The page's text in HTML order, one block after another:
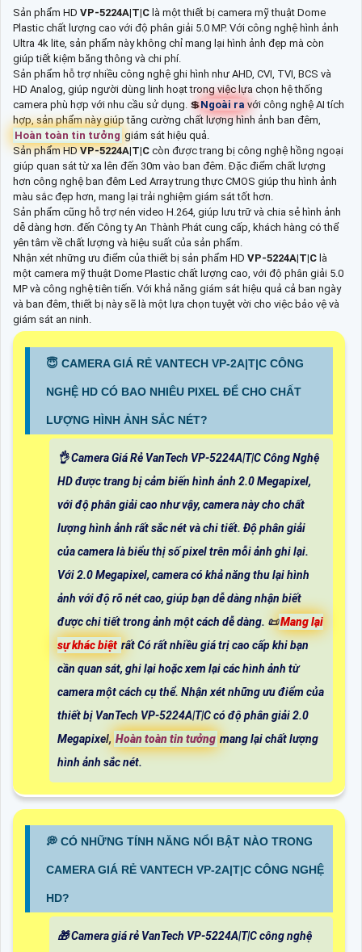
Sản phẩm HD VP-5224A|T|C là một thiết bị camera mỹ thuật Dome
Plastic chất lượng cao với độ phân giải 5.0 MP. Với công nghệ hình ảnh
Ultra 4k lite, sản phẩm này không chỉ mang lại hình ảnh đẹp mà còn
giúp tiết kiệm băng thông và chi phí.
Sản phẩm hỗ trợ nhiều công nghệ ghi hình như AHD, CVI, TVI, BCS và
HD Analog, giúp người dùng linh hoạt trong việc lựa chọn hệ thống
camera phù hợp với nhu cầu sử dụng. 💲Ngoài ra với công nghệ AI tích
hợp, sản phẩm này giúp tăng cường chất lượng hình ảnh ban đêm,
Hoàn toàn tin tưởng giám sát hiệu quả.
Sản phẩm HDVP-5224A|T|C còn được trang bị công nghệ hồng ngoại
giúp quan sát từ xa lên đến 30m vào ban đêm. Đặc điểm chất lượng
hơn công nghệ ban đêm Led Array trung thực CMOS giúp thu hình ảnh
màu sắc đẹp hơn, mang lại trải nghiệm giám sát tốt hơn.
Sản phẩm cũng hỗ trợ nén video H.264, giúp lưu trữ và chia sẻ hình ảnh
dễ dàng hơn. đến Công ty An Thành Phát cung cấp, khách hàng có thể
yên tâm về chất lượng và hiệu suất của sản phẩm.
Nhận xét những ưu điểm của thiết bị sản phẩm HD VP-5224A|T|C là
một camera mỹ thuật Dome Plastic chất lượng cao, với độ phân giải 5.0
MP và công nghệ tiên tiến. Với khả năng giám sát hiệu quả cả ban ngày
và ban đêm, thiết bị này sẽ là một lựa chọn tuyệt vời cho việc bảo vệ và
giám sát an ninh.
😇 CAMERA GIÁ RẺ VANTECH VP-2A|T|C CÔNG
NGHỆ HD CÓ BAO NHIÊU PIXEL ĐỂ CHO CHẤT
LƯỢNG HÌNH ẢNH SẮC NÉT?
👌 Camera Giá Rẻ VanTech VP-5224A|T|C Công Nghệ
HD được trang bị cảm biến hình ảnh 2.0 Megapixel,
với độ phân giải cao như vậy, camera này cho chất
lượng hình ảnh rất sắc nét và chi tiết. Độ phân giải
của camera là biểu thị số pixel trên mỗi ảnh ghi lại.
Với 2.0 Megapixel, camera có khả năng thu lại hình
ảnh với độ rõ nét cao, giúp bạn dễ dàng nhận biết
được chi tiết trong ảnh một cách dễ dàng. 📜Mang lại
sự khác biệt rất Có rất nhiều giá trị cao cấp khi bạn
cần quan sát, ghi lại hoặc xem lại các hình ảnh từ
camera một cách cụ thể. Nhận xét những ưu điểm của
thiết bị VanTech VP-5224A|T|C có độ phân giải 2.0
Megapixel, Hoàn toàn tin tưởng mang lại chất lượng
hình ảnh sắc nét.
️💭 CÓ NHỮNG TÍNH NĂNG NỔI BẬT NÀO TRONG
CAMERA GIÁ RẺ VANTECH VP-2A|T|C CÔNG NGHỆ
HD?
🎁 Camera giá rẻ VanTech VP-5224A|T|C công nghệ